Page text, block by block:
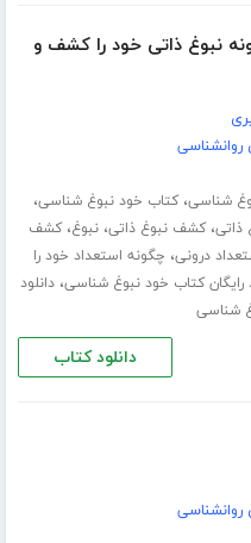
نبوغ ذاتی خود را کشف و
شناسی،کتاب خود نبوغ شناسی،
ذاتی،کشف نبوغ ذاتی،نبوغ،کشف
درونی، چگونه استعداد خود را
رایگان کتاب خود نبوغ شناسی،دانلود
دانلود کتاب